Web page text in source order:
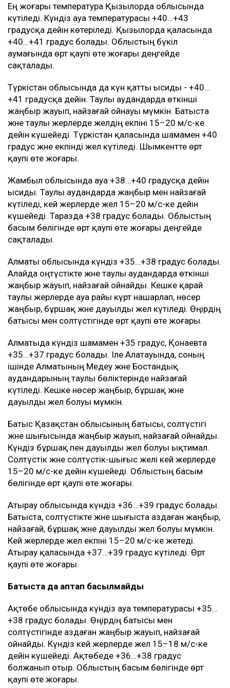
Ең жоғары температура Қызылорда облысында
күтіледі. Күндіз ауа температурасы +40…+43
градусқа дейін көтеріледі. Қызылорда қаласында
+40…+41 градус болады. Облыстың бүкіл
аумағында өрт қаупі өте жоғары деңгейде
сақталады.
Түркістан облысында да күн қатты ысиды - +40…
+41 градусқа дейін. Таулы аудандарда өткінші
жаңбыр жауып, найзағай ойнауы мүмкін. Батыста
және таулы жерлерде желдің екпіні 15–20 м/с-ке
дейін күшейеді. Түркістан қаласында шамамен +40
градус және екпінді жел күтіледі. Шымкентте өрт
қаупі өте жоғары.
Жамбыл облысында ауа +38…+40 градусқа дейін
ысиды. Таулы аудандарда жаңбыр мен найзағай
күтіледі, кей жерлерде жел 15–20 м/с-ке дейін
күшейеді. Таразда +38 градус болады. Облыстың
басым бөлігінде өрт қаупі өте жоғары деңгейде
сақталады.
Алматы облысында күндіз +35…+38 градус болады.
Алайда оңтүстікте және таулы аудандарда өткінші
жаңбыр жауып, найзағай ойнайды. Кешке қарай
таулы жерлерде ауа райы күрт нашарлап, нөсер
жаңбыр, бұршақ және дауылды жел күтіледі. Өңірдің
батысы мен солтүстігінде өрт қаупі өте жоғары.
Алматыда күндіз шамамен +35 градус, Қонаевта
+35…+37 градус болады. Іле Алатауында, соның
ішінде Алматының Медеу және Бостандық
аудандарының таулы бөліктерінде найзағай
күтіледі. Кешке нөсер жаңбыр, бұршақ және
дауылды жел болуы мүмкін.
Батыс Қазақстан облысының батысы, солтүстігі
және шығысында жаңбыр жауып, найзағай ойнайды.
Күндіз бұршақ пен дауылды жел болуы ықтимал.
Солтүстік және солтүстік-шығыс желі кей жерлерде
15–20 м/с-ке дейін күшейеді. Облыстың басым
бөлігінде өрт қаупі өте жоғары.
Атырау облысында күндіз +36…+39 градус болады.
Батыста, солтүстікте және шығыста аздаған жаңбыр,
найзағай, бұршақ және дауылды жел болуы мүмкін.
Кей жерлерде жел екпіні 15–20 м/с-ке жетеді.
Атырау қаласында +37…+39 градус күтіледі. Өрт
қаупі өте жоғары.
Батыста да аптап басылмайды
Ақтөбе облысында күндіз ауа температурасы +35…
+38 градус болады. Өңірдің батысы мен
солтүстігінде аздаған жаңбыр жауып, найзағай
ойнайды. Күндіз кей жерлерде жел 15–18 м/с-ке
дейін күшейеді. Ақтөбеде +36…+38 градус
болжанып отыр. Облыстың басым бөлігінде өрт
қаупі өте жоғары.